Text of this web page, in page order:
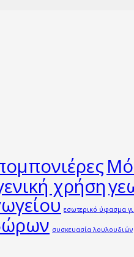
χρήση
εσωτερικό ύφασμα
συσκευασία λουλουδιών